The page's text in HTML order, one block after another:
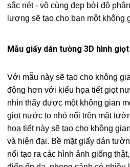
sắc nét - vô cùng đẹp bởi độ
lượng sẽ tạo cho bạn một không
Mẫu giấy dán tường 3D hình
Với mẫu này sẽ tạo cho không
động hơn với kiểu họa tiết giọt
nhìn thấy được một không gian
giọt nước to nhỏ nổi trên mặt
họa tiết này sẽ tạo cho không
và hiện đại. Bề mặt giấy dán
nổi tạo ra các hình ảnh giống